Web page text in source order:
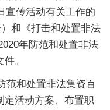
宣传活动有关工作的
和《打击和处置非法
年防范和处置非法
。
范和处置非法集资百
定活动方案、布置职